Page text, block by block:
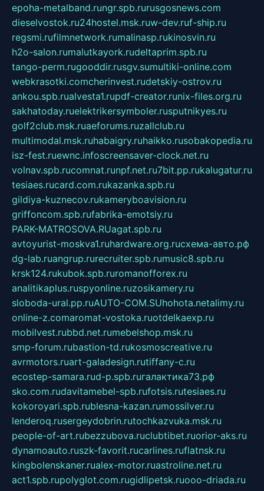
epoha-metalband.rungr.spb.rurusgosnews.com
dieselvostok.ru24hostel.msk.ruw-dev.ruf-ship.ru
regsmi.rufilmnetwork.rumalinasp.rukinosvin.ru
h2o-salon.rumalutkayork.rudeltaprim.spb.ru
tango-perm.rugooddir.rusgv.sumultiki-online.com
webkrasotki.comcherinvest.rudetskiy-ostrov.ru
ankou.spb.rualvesta1.rupdf-creator.runix-files.org.ru
sakhatoday.ruelektrikersymboler.rusputnikyes.ru
golf2club.msk.ruaeforums.ruzallclub.ru
multimodal.msk.ruhabaigry.ruhaikko.rusobakopedia.ru
isz-fest.ruewnc.infoscreensaver-clock.net.ru
volnav.spb.rucomnat.runpf.net.ru7bit.pp.rukalugatur.ru
tesiaes.rucard.com.rukazanka.spb.ru
gildiya-kuznecov.rukameryboavision.ru
griffoncom.spb.rufabrika-emotsiy.ru
PARK-MATROSOVA.RUagat.spb.ru
avtoyurist-moskva1.ruhardware.org.ruсхема-авто.рф
dg-lab.ruangrup.rurecruiter.spb.rumusic8.spb.ru
krsk124.rukubok.spb.ruromanofforex.ru
analitikaplus.ruspyonline.ruzosikamery.ru
sloboda-ural.pp.ruAUTO-COM.SUhohota.netalimy.ru
online-z.comaromat-vostoka.ruotdelkaexp.ru
mobilvest.rubbd.net.rumebelshop.msk.ru
smp-forum.rubastion-td.rukosmoscreative.ru
avrmotors.ruart-galadesign.rutiffany-c.ru
ecostep-samara.rud-p.spb.ruгалактика73.рф
sko.com.rudavitamebel-spb.rufotsis.rutesiaes.ru
kokoroyari.spb.rublesna-kazan.rumossilver.ru
lenderoq.rusergeydobrin.rutochkazvuka.msk.ru
people-of-art.rubezzubova.ruclubtibet.ruorior-aks.ru
dynamoauto.ruszk-favorit.rucarlines.ruflatnsk.ru
kingbolenskaner.rualex-motor.ruastroline.net.ru
act1.spb.rupolyglot.com.rugidlipetsk.ruooo-driada.ru